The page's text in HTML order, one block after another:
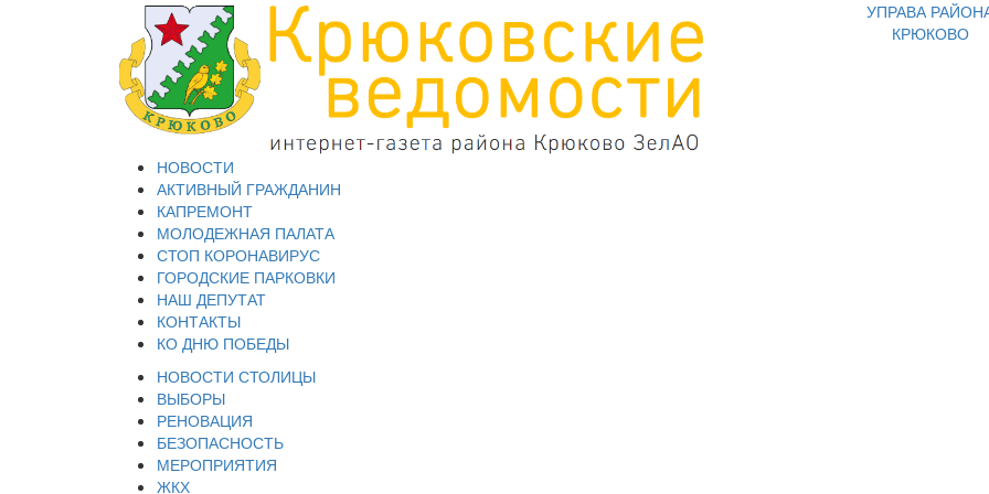
УПРАВА
КРЮКОВО
НОВОСТИ
АКТИВНЫЙ ГРАЖДАНИН
КАПРЕМОНТ
МОЛОДЕЖНАЯ ПАЛАТА
СТОП КОРОНАВИРУС
ГОРОДСКИЕ ПАРКОВКИ
НАШ ДЕПУТАТ
КОНТАКТЫ
КО ДНЮ ПОБЕДЫ
НОВОСТИ СТОЛИЦЫ
ВЫБОРЫ
РЕНОВАЦИЯ
БЕЗОПАСНОСТЬ
МЕРОПРИЯТИЯ
ЖКХ